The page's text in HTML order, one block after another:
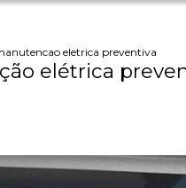
eletrica preventiva
elétrica